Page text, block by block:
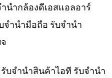
นำกล้องดีเอสแอลอาร์
จำนำมือถือ รับจำนำ
บจำนำสินค้าไอที รับจำนำ